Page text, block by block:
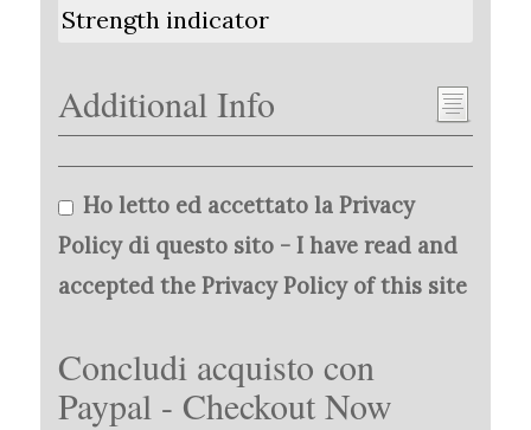
Strength indicator
Additional Info
Ho letto ed accettato la Privacy
Policy di questo sito - I have read and
accepted the Privacy Policy of this site
Concludi acquisto con
Paypal - Checkout Now